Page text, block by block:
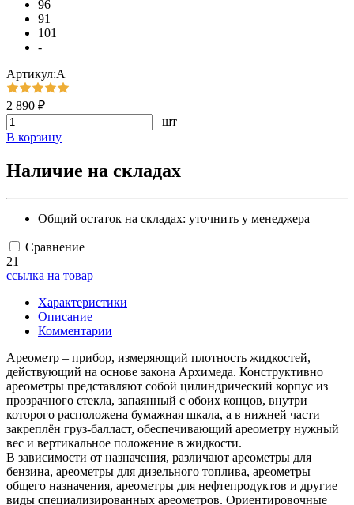
96
91
101
-
Артикул:А
2 890 ₽
шт
В корзину
Наличие на складах
Общий остаток на складах: уточнить у менеджера
Сравнение
21
ссылка на товар
Характеристики
Описание
Комментарии
Ареометр – прибор, измеряющий плотность жидкостей,
действующий на основе закона Архимеда. Конструктивно
ареометры представляют собой цилиндрический корпус из
прозрачного стекла, запаянный с обоих концов, внутри
которого расположена бумажная шкала, а в нижней части
закреплён груз-балласт, обеспечивающий ареометру нужный
вес и вертикальное положение в жидкости.
В зависимости от назначения, различают ареометры для
бензина, ареометры для дизельного топлива, ареометры
общего назначения, ареометры для нефтепродуктов и другие
виды специализированных ареометров. Ориентировочные